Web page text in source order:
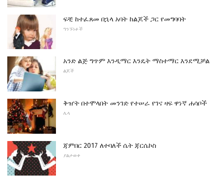
ፍቺ ከተፈጸመ በኋላ አባት ከልጆች ጋር የመግባባት
ግንኙነቶች
አንድ ልጅ ግጥም እንዲማር እንዴት ማስተማር እንደሚቻል
ልጆች
ቅዠት በተሞላበት መንገድ የተሠራ የገና ዛፍ ዋነኛ ሐሳቦች
ሌላ
ጃምበር 2017 ለተባለች ሴት ጃርሴኮስ
ያልታወቀ